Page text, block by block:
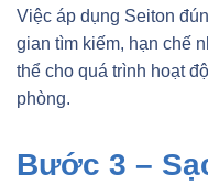
Việc áp dụng Seiton
gian tìm kiếm, hạn chế
thể cho quá trình hoạt
phòng.
Bước 3 –